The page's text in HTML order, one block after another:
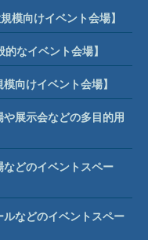
向けイベント会場】
なイベント会場】
向けイベント会場】
展示会などの多目的用
どのイベントスペー
などのイベントスペー